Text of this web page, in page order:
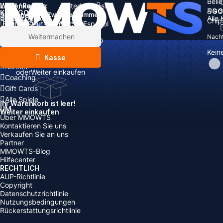
Alle
Alle
Land / Region:
United States
Sprache:
English Deutsch Français
Español
Währung:
EUR GBP
CAD
AUD
Warenkorb
GesamtArtikel Zwischensumme:
Rabatt: -
Weitermachen
Kasse
oderWeiter einkaufen
Ihr Warenkorb ist leer!
Weiter einkaufen
KATEGORIEN
Währung
Nachfüllen
Konten
Coaching
Gift Cards
Alle Spiele
UM
Über MMOWTS
Kontaktieren Sie uns
Verkaufen Sie an uns
Partner
MMOWTS-Blog
Hilfecenter
RECHTLICH
AUP-Richtlinie
Copyright
Datenschutzrichtlinie
Nutzungsbedingungen
Rückerstattungsrichtlinie